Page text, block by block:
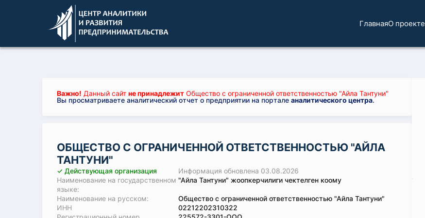
ГлавнаяО проекте
Важно! Данный сайт не принадлежит Общество с ограниченной ответственностью "Айла Тантуни"
Вы просматриваете аналитический отчет о предприятии на портале аналитического центра.
ОБЩЕСТВО С ОГРАНИЧЕННОЙ ОТВЕТСТВЕННОСТЬЮ "АЙЛА
ТАНТУНИ"
✓ Действующая организация
Информация обновлена 03.08.2026
Наименование на государственном
языке:
"Айла Тантуни" жоопкерчилиги чектелген коому
Наименование на русском:
Общество с ограниченной ответственностью "Айла Тантуни"
ИНН
02212202310322